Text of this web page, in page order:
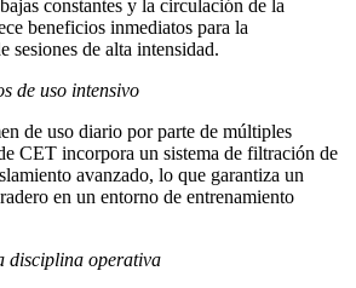
constantes y la circulación de la
beneficios inmediatos para la
sesiones de alta intensidad.
de uso intensivo
de uso diario por parte de múltiples
CET incorpora un sistema de filtración de
avanzado, lo que garantiza un
en un entorno de entrenamiento
disciplina operativa